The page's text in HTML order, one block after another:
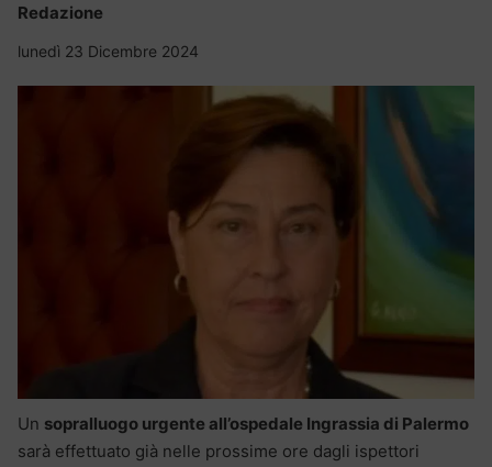
Redazione
lunedì 23 Dicembre 2024
Un sopralluogo urgente all’ospedale Ingrassia di Palermo
sarà effettuato già nelle prossime ore dagli ispettori